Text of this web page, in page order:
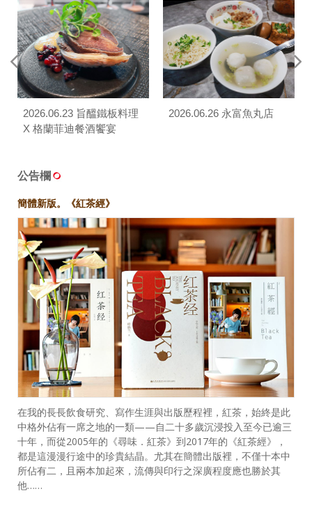
2026.06.23 旨醞鐵板料理
X 格蘭菲迪餐酒饗宴
2026.06.26 永富魚丸店
公告欄
簡體新版。《紅茶經》
在我的長長飲食研究、寫作生涯與出版歷程裡，紅茶，始終是此
中格外佔有一席之地的一類——自二十多歲沉浸投入至今已逾三
十年，而從2005年的《尋味．紅茶》到2017年的《紅茶經》，
都是這漫漫行途中的珍貴結晶。尤其在簡體出版裡，不僅十本中
所佔有二，且兩本加起來，流傳與印行之深廣程度應也勝於其
他……